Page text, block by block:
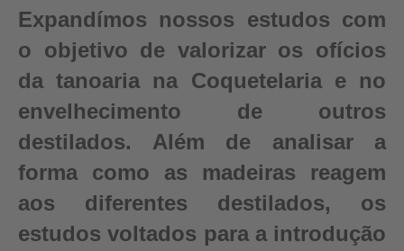
Expandímos nossos estudos com
o objetivo de valorizar os ofícios
da tanoaria na Coquetelaria e no
envelhecimento de outros
destilados. Além de analisar a
forma como as madeiras reagem
aos diferentes destilados, os
estudos voltados para a introdução